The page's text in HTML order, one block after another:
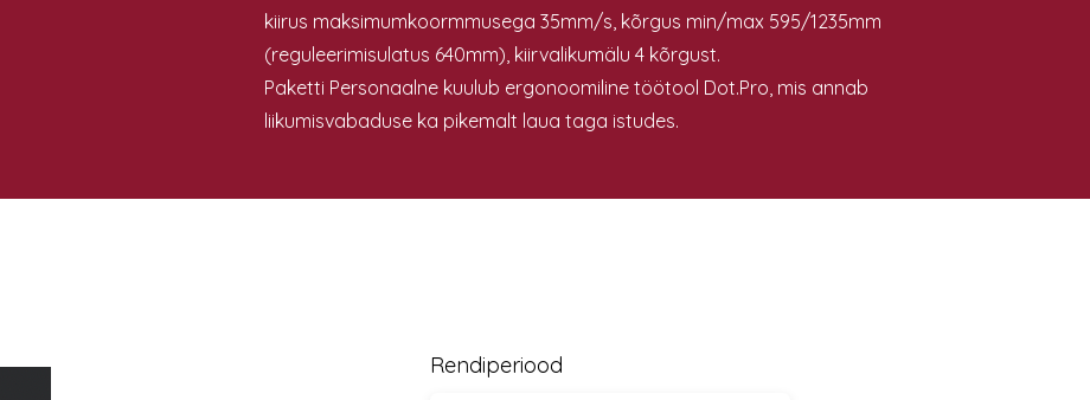
kiirus maksimumkoormmusega 35mm/s, kõrgus min/max 595/1235mm
(reguleerimisulatus 640mm), kiirvalikumälu 4 kõrgust.
Paketti Personaalne kuulub ergonoomiline töötool Dot.Pro, mis annab
liikumisvabaduse ka pikemalt laua taga istudes.
Rendiperiood